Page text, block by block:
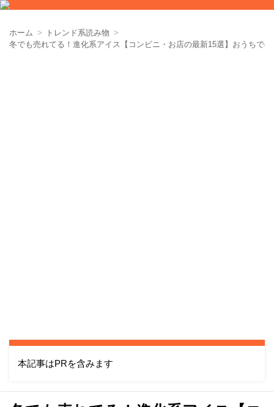
ホーム
トレンド系読み物
冬でも売れてる！進化系アイス【コンビニ・お店の最新15選】おうちで
本記事はPRを含みます